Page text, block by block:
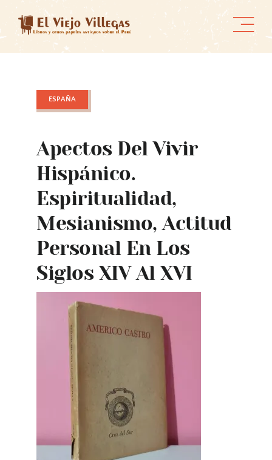
content
ESPAÑA
Apectos Del Vivir
Hispánico.
Espiritualidad,
Mesianismo, Actitud
Personal En Los
Siglos XIV Al XVI